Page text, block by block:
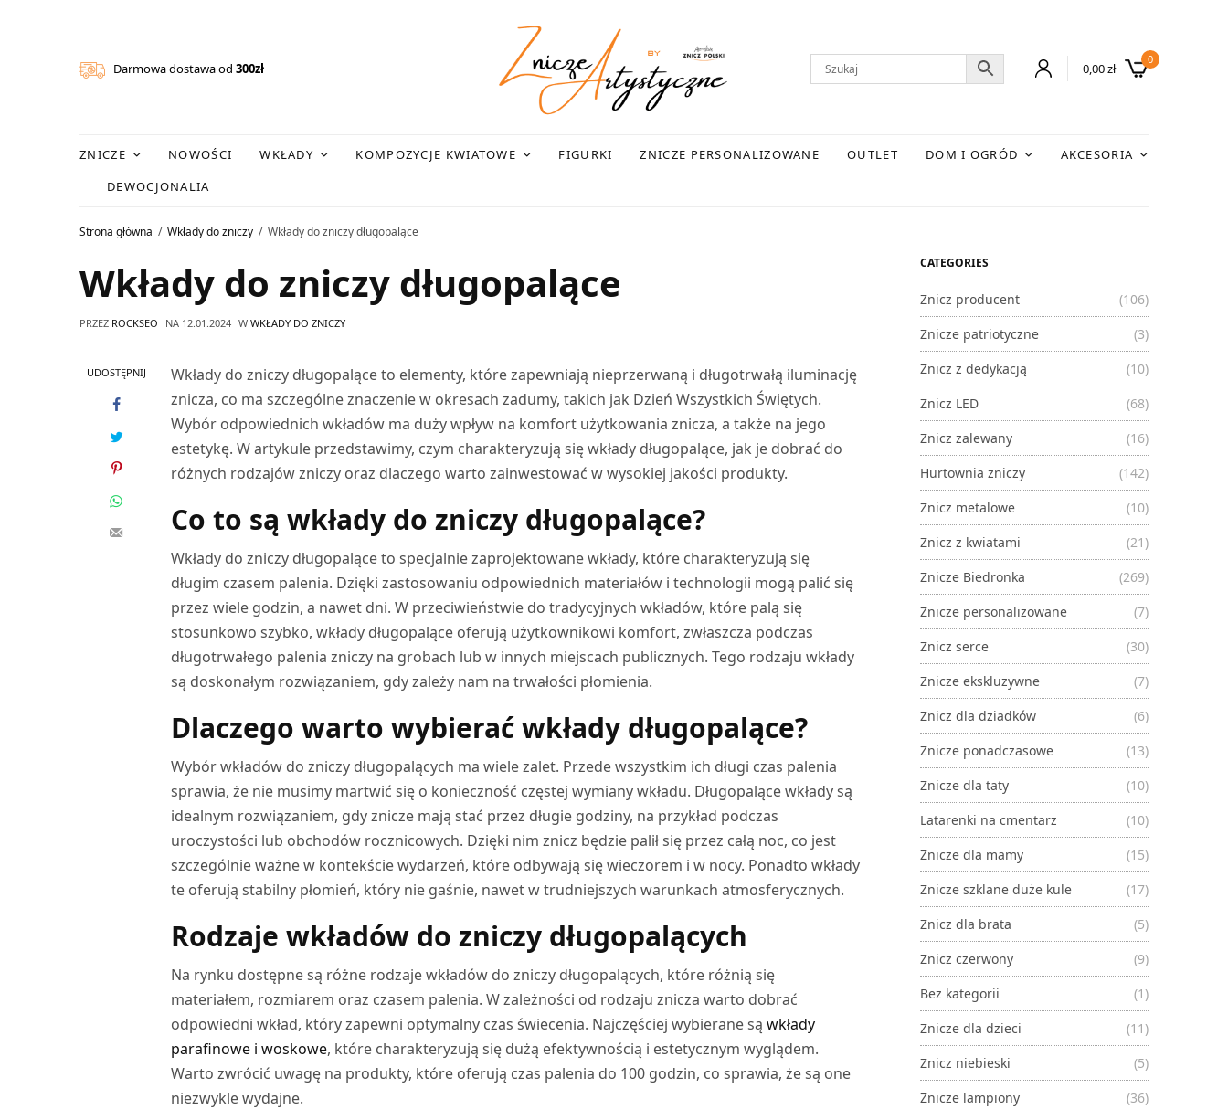
Darmowa dostawa od300zł 0,00zł
0
ZNICZE NOWOŚCI WKŁADY KOMPOZYCJE KWIATOWE FIGURKI ZNICZE PERSONALIZOWANE OUTLET DOM I OGRÓD
AKCESORIA
DEWOCJONALIA
Strona główna Wkłady do zniczy Wkłady do zniczy długopalące
Wkłady do zniczy długopalące
PRZEZ ROCKSEO NA 12.01.2024 W WKŁADY DO ZNICZY
UDOSTĘPNIJ
Wkłady do zniczy długopalące to elementy, które zapewniają nieprzerwaną i długotrwałą iluminację
znicza, co ma szczególne znaczenie w okresach zadumy, takich jak Dzień Wszystkich Świętych.
Wybór odpowiednich wkładów ma duży wpływ na komfort użytkowania znicza, a także na jego
estetykę. W artykule przedstawimy, czym charakteryzują się wkłady długopalące, jak je dobrać do
różnych rodzajów zniczy oraz dlaczego warto zainwestować w wysokiej jakości produkty.
Co to są wkłady do zniczy długopalące?
Wkłady do zniczy długopalące to specjalnie zaprojektowane wkłady, które charakteryzują się
długim czasem palenia. Dzięki zastosowaniu odpowiednich materiałów i technologii mogą palić się
przez wiele godzin, a nawet dni. W przeciwieństwie do tradycyjnych wkładów, które palą się
stosunkowo szybko, wkłady długopalące oferują użytkownikowi komfort, zwłaszcza podczas
długotrwałego palenia zniczy na grobach lub w innych miejscach publicznych. Tego rodzaju wkłady
są doskonałym rozwiązaniem, gdy zależy nam na trwałości płomienia.
Dlaczego warto wybierać wkłady długopalące?
Wybór wkładów do zniczy długopalących ma wiele zalet. Przede wszystkim ich długi czas palenia
sprawia, że nie musimy martwić się o konieczność częstej wymiany wkładu. Długopalące wkłady są
idealnym rozwiązaniem, gdy znicze mają stać przez długie godziny, na przykład podczas
uroczystości lub obchodów rocznicowych. Dzięki nim znicz będzie palił się przez całą noc, co jest
szczególnie ważne w kontekście wydarzeń, które odbywają się wieczorem i w nocy. Ponadto wkłady
te oferują stabilny płomień, który nie gaśnie, nawet w trudniejszych warunkach atmosferycznych.
Rodzaje wkładów do zniczy długopalących
Na rynku dostępne są różne rodzaje wkładów do zniczy długopalących, które różnią się
materiałem, rozmiarem oraz czasem palenia. W zależności od rodzaju znicza warto dobrać
odpowiedni wkład, który zapewni optymalny czas świecenia. Najczęściej wybierane sąwkłady
parafinowe i woskowe, które charakteryzują się dużą efektywnością i estetycznym wyglądem.
Warto zwrócić uwagę na produkty, które oferują czas palenia do 100 godzin, co sprawia, że są one
niezwykle wydajne.
CATEGORIES
Znicz producent
(106)
Znicze patriotyczne
(3)
Znicz z dedykacją
(10)
Znicz LED
(68)
Znicz zalewany
(16)
Hurtownia zniczy
(142)
Znicz metalowe
(10)
Znicz z kwiatami
(21)
Znicze Biedronka
(269)
Znicze personalizowane
(7)
Znicz serce
(30)
Znicze ekskluzywne
(7)
Znicz dla dziadków
(6)
Znicze ponadczasowe
(13)
Znicze dla taty
(10)
Latarenki na cmentarz
(10)
Znicze dla mamy
(15)
Znicze szklane duże kule
(17)
Znicz dla brata
(5)
Znicz czerwony
(9)
Bez kategorii
(1)
Znicze dla dzieci
(11)
Znicz niebieski
(5)
Znicze lampiony
(36)